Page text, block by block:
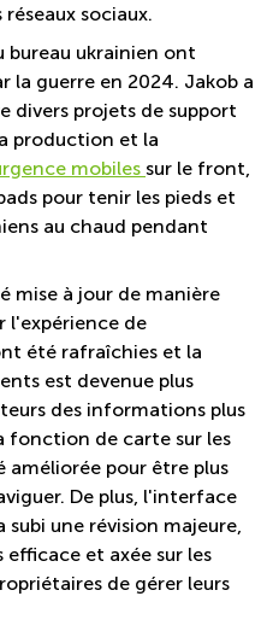
sociaux.
bureau ukrainien ont
la guerre en 2024. Jakob a
divers projets de support
production et la
mobiles sur le front,
pour tenir les pieds et
au chaud pendant
mise à jour de manière
l'expérience de
été rafraîchies et la
est devenue plus
des informations plus
fonction de carte sur les
améliorée pour être plus
De plus, l'interface
une révision majeure,
et axée sur les
de gérer leurs